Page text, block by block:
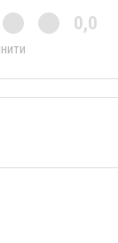
0,0